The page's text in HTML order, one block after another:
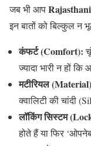
जब भी आप
इन बातों को बिल्कुल न
कंफर्ट (Comfort):
ज्यादा भारी न हों
मटीरियल
क्वालिटी की चांदी
लॉकिंग सिस्टम
होते हैं या फिर